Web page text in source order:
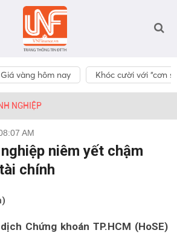
Giá vàng hôm nay Khóc cười với “cơn
NGHIỆP
AM
niêm yết chậm
chính
Chứng khoán TP.HCM (HoSE)